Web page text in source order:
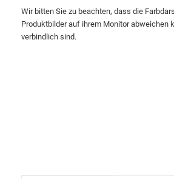
Wir bitten Sie zu beachten, dass die
Produktbilder auf ihrem Monitor abweichen
verbindlich sind.